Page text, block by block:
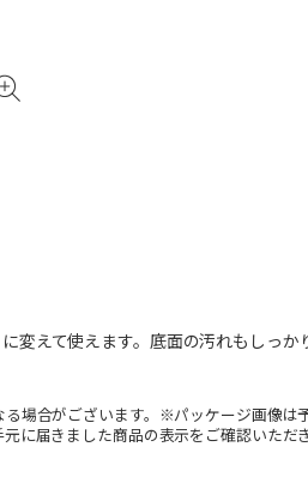
変えて使えます。底面の汚れもしっ
場合がございます。※パッケージ画像は
に届きました商品の表示をご確認いただ